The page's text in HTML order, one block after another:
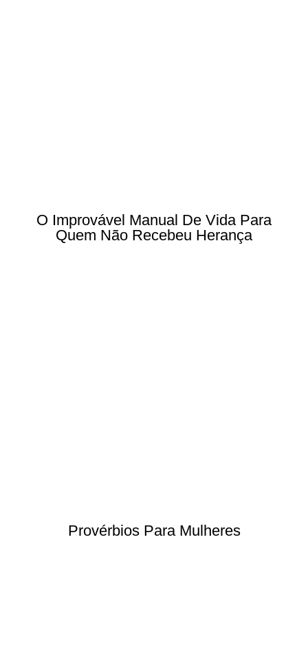
O Improvável Manual De Vida Para
Quem Não Recebeu Herança
Provérbios Para Mulheres